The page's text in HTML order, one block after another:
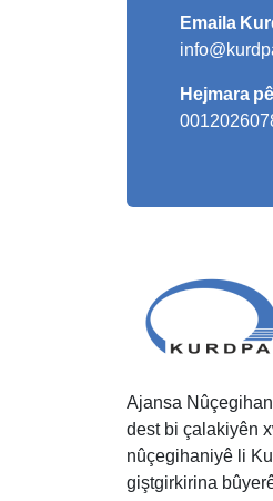
Emaila
Hejmara
Ajansa
dest bi çalakiyên
nûçegihaniyê li
giştgirkirina